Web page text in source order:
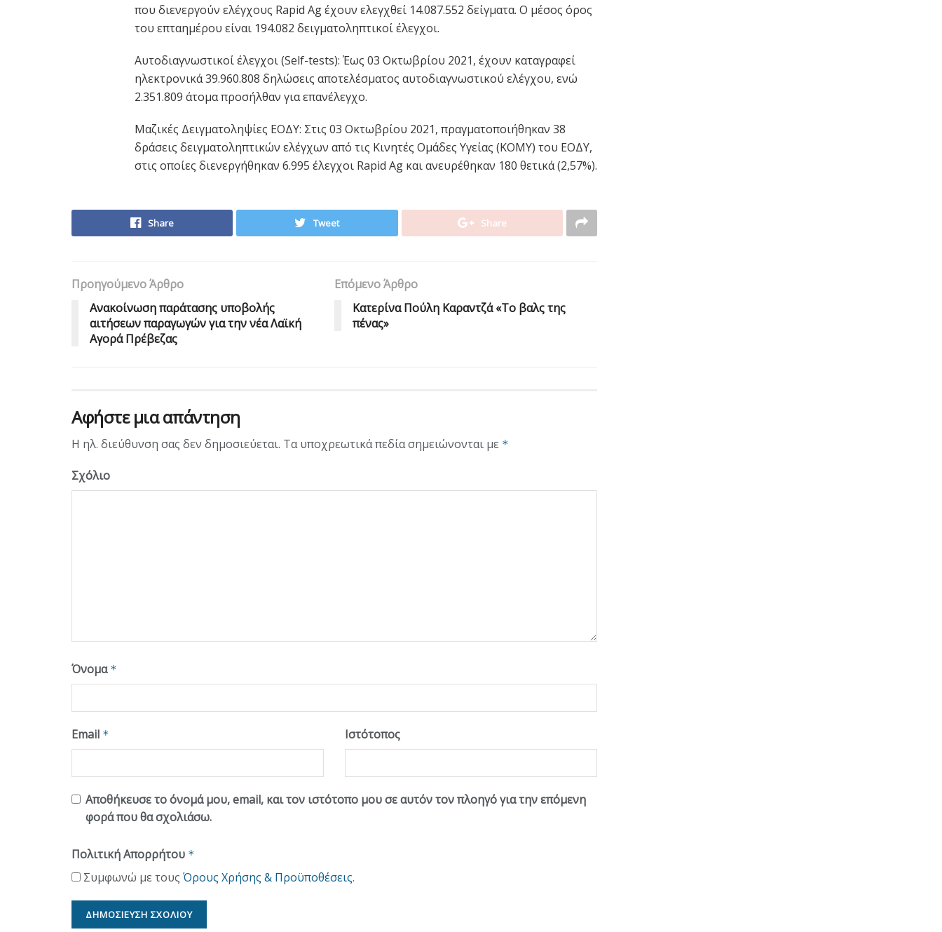
που διενεργούν ελέγχους Rapid Ag έχουν ελεγχθεί 14.087.552 δείγματα. O μέσος όρος
του επταημέρου είναι 194.082 δειγματοληπτικοί έλεγχοι.
Αυτοδιαγνωστικοί έλεγχοι (Self-tests): Έως 03 Οκτωβρίου 2021, έχουν καταγραφεί
ηλεκτρονικά 39.960.808 δηλώσεις αποτελέσματος αυτοδιαγνωστικού ελέγχου, ενώ
2.351.809 άτομα προσήλθαν για επανέλεγχο.
Mαζικές Δειγματοληψίες ΕΟΔΥ: Στις 03 Οκτωβρίου 2021, πραγματοποιήθηκαν 38
δράσεις δειγματοληπτικών ελέγχων από τις Κινητές Ομάδες Υγείας (ΚΟΜΥ) του ΕΟΔΥ,
στις οποίες διενεργήθηκαν 6.995 έλεγχοι Rapid Ag και ανευρέθηκαν 180 θετικά (2,57%).
Share Tweet Share
Προηγούμενο Άρθρο
Ανακοίνωση παράτασης υποβολής
αιτήσεων παραγωγών για την νέα Λαϊκή
Αγορά Πρέβεζας
Επόμενο Άρθρο
Κατερίνα Πούλη Καραντζά «Το βαλς της
πένας»
Αφήστε μια απάντηση
Η ηλ. διεύθυνση σας δεν δημοσιεύεται. Τα υποχρεωτικά πεδία σημειώνονται με *
Σχόλιο
Όνομα *
Email * Ιστότοπος
Αποθήκευσε το όνομά μου, email, και τον ιστότοπο μου σε αυτόν τον πλοηγό για την επόμενη
φορά που θα σχολιάσω.
Πολιτική Απορρήτου *
Συμφωνώ με τους Όρους Χρήσης & Προϋποθέσεις.